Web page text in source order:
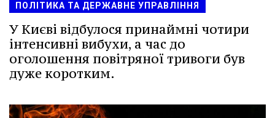
ПОЛІТИКА ТА ДЕРЖАВНЕ УПРАВЛІННЯ
У Києві відбулося принаймні чотири
інтенсивні вибухи, а час до
оголошення повітряної тривоги був
дуже коротким.